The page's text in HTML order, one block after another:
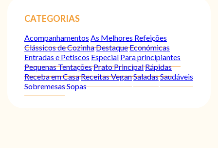
CATEGORIAS
Acompanhamentos As Melhores Refeições
Clássicos de CozinhaDestaqueEconómicas
Entradas e PetiscosEspecialPara principiantes
Pequenas TentaçõesPrato PrincipalRápidas
Receba em CasaReceitas VeganSaladasSaudáveis
SobremesasSopas